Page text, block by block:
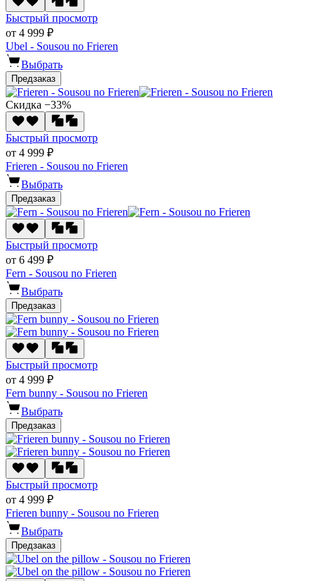
Быстрый просмотр
от 4 999 ₽
Ubel - Sousou no Frieren
Выбрать
Предзаказ
Скидка −33%
Быстрый просмотр
от 4 999 ₽
Frieren - Sousou no Frieren
Выбрать
Предзаказ
Быстрый просмотр
от 6 499 ₽
Fern - Sousou no Frieren
Выбрать
Предзаказ
Быстрый просмотр
от 4 999 ₽
Fern bunny - Sousou no Frieren
Выбрать
Предзаказ
Быстрый просмотр
от 4 999 ₽
Frieren bunny - Sousou no Frieren
Выбрать
Предзаказ